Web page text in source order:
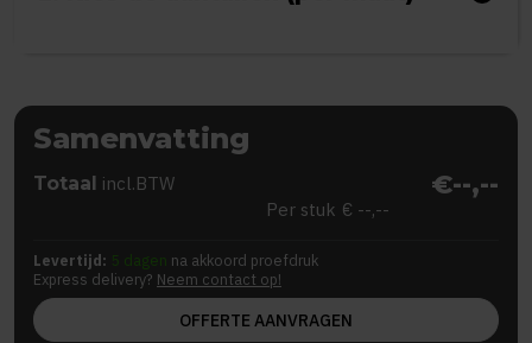
Samenvatting
Totaal incl.BTW €--,--
Per stuk € --,--
Levertijd: 5 dagen na akkoord proefdruk
Express delivery? Neem contact op!
OFFERTE AANVRAGEN